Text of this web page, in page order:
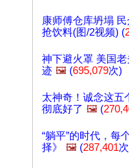
康师傅仓库坍塌
抢饮料(图/2视频) (
神下避火罩 美国
迹 🖼️ (695,079次)
太神奇！诚念这五
彻底好了 🖼️ (
“躺平”的时代，每
择》
🖼️ (287,401